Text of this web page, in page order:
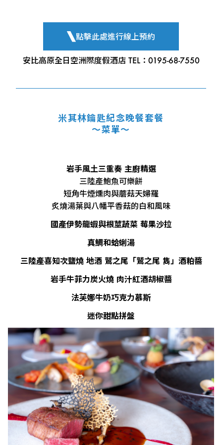
點擊此處進行線上預約
安比高原全日空洲際度假酒店 TEL：0195-68-7550
米其林鑰匙紀念晚餐套餐
～菜單～
岩手風土三重奏 主廚精選
三陸產鮑魚可樂餅
短角牛煙燻肉與蘑菇天婦羅
炙燒湯葉與八幡平香菇的白和風味
國產伊勢龍蝦與根莖蔬菜 莓果沙拉
真鯛和蛤蜊湯
三陸產喜知次鹽燒 地酒 鷲之尾「鷲之尾 雋」酒粕醬
岩手牛菲力炭火燒 肉汁紅酒胡椒醬
法芙娜牛奶巧克力慕斯
迷你甜點拼盤